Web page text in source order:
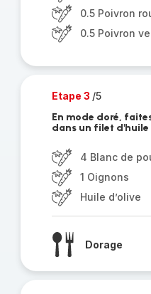
0.5 Poivron
0.5 Poivron
Etape 3 /5
En mode doré,
dans un filet
4 Blanc de
1 Oignons
Huile d’olive
Dorage